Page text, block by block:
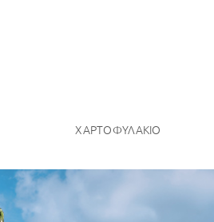
ΧΑΡΤΟΦΥΛΆΚΙΟ